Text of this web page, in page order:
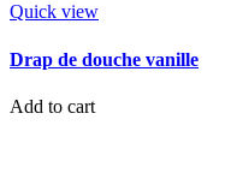
Quick view
Drap de douche vanille
Add to cart